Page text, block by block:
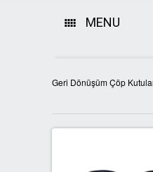
MENU
GERİ
2Lİ GERİ
Geri Dönüşüm Çöp